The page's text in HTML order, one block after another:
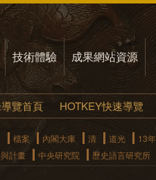
技術體驗 成果網站資源
覽首頁 HOTKEY快速導覽
檔案 內閣大庫 清 道光
13年
計畫 中央研究院 歷史語言研究所